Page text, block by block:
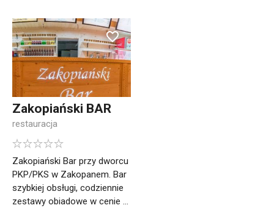
Zakopiański BAR
restauracja
Zakopiański Bar przy dworcu
PKP/PKS w Zakopanem. Bar
szybkiej obsługi, codziennie
zestawy obiadowe w cenie ...